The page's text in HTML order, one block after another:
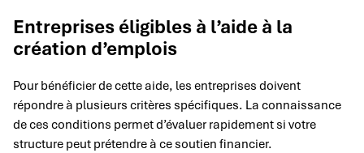
Entreprises éligibles à l’aide à la
création d’emplois
Pour bénéficier de cette aide, les entreprises doivent
répondre à plusieurs critères spécifiques. La connaissance
de ces conditions permet d’évaluer rapidement si votre
structure peut prétendre à ce soutien financier.